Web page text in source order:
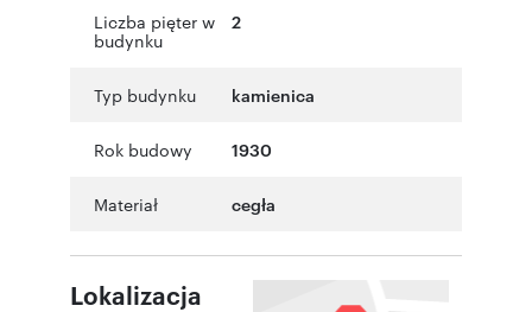
Liczba pięter w
budynku
2
Typ budynku kamienica
Rok budowy 1930
Materiał cegła
Lokalizacja